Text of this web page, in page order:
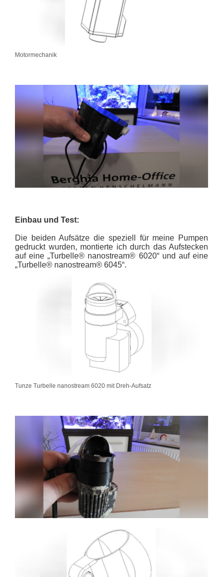
Motormechanik
Einbau und Test:
Die beiden Aufsätze die speziell für meine Pumpen
gedruckt wurden, montierte ich durch das Aufstecken
auf eine „Turbelle® nanostream® 6020“ und auf eine
„Turbelle® nanostream® 6045“.
Tunze Turbelle nanostream 6020 mit Dreh-Aufsatz